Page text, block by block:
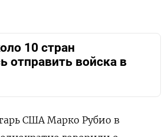
10 стран
отправить войска в
США Марко Рубио в